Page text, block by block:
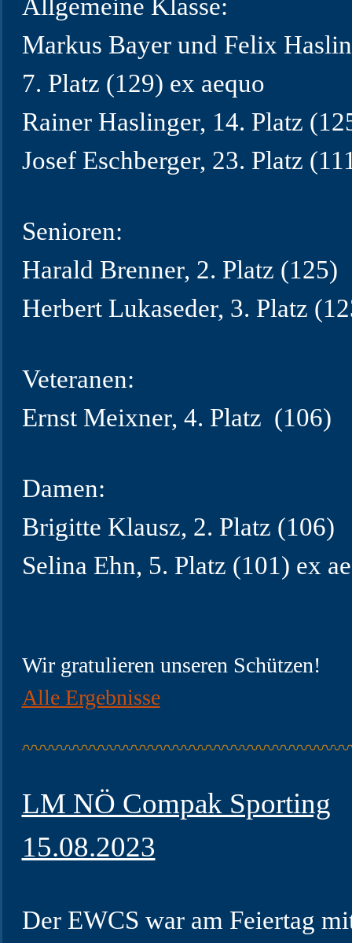
Allgemeine Klasse:
Markus Bayer und Felix
7. Platz (129) ex aequo
Rainer Haslinger, 14. Platz
Josef Eschberger, 23. Platz
Senioren:
Harald Brenner, 2. Platz (125)
Herbert Lukaseder, 3. Platz
Veteranen:
Ernst Meixner, 4. Platz (106)
Damen:
Brigitte Klausz, 2. Platz (106)
Selina Ehn, 5. Platz (101) ex
Wir gratulieren unseren Schützen!
Alle Ergebnisse
LM NÖ Compak Sporting
15.08.2023
Der EWCS war am Feiertag